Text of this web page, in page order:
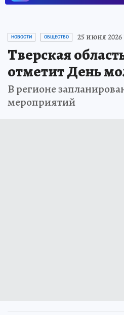
НОВОСТИ ОБЩЕСТВО 25 июня 2026
Тверская
отметит День
В регионе
мероприятий